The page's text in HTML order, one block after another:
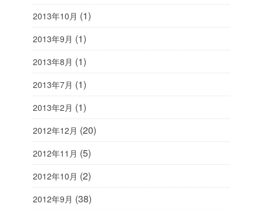
2013年10月 (1)
2013年9月 (1)
2013年8月 (1)
2013年7月 (1)
2013年2月 (1)
2012年12月 (20)
2012年11月 (5)
2012年10月 (2)
2012年9月 (38)